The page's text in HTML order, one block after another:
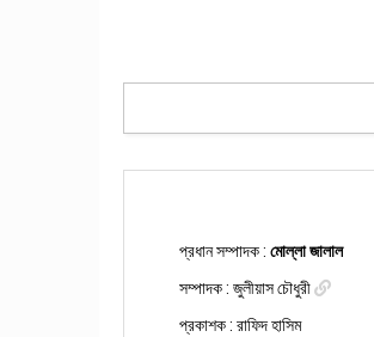
প্রধান সম্পাদক : মোল্লা জালাল
সম্পাদক : জুলীয়াস চৌধুরী
প্রকাশক : রাফিদ হাসিম